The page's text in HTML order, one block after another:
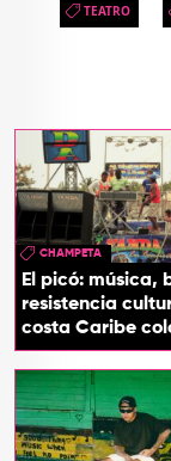
TEATRO
CHAMPETA
El picó: música,
resistencia
costa Caribe